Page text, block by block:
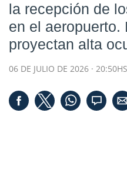
la recepción de
en el aeropuerto.
proyectan alta
06 DE JULIO DE 2026 ·